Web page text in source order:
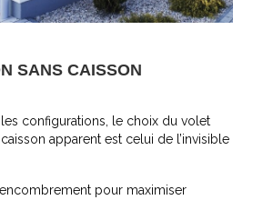
SANS CAISSON
configurations, le choix du volet
apparent est celui de l’invisible
pour maximiser